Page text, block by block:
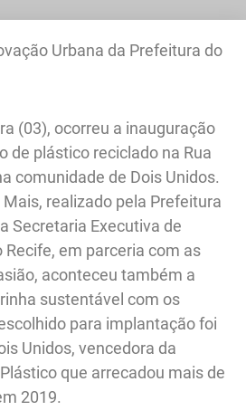
Urbana da Prefeitura do
(03), ocorreu a inauguração
de plástico reciclado na Rua
comunidade de Dois Unidos.
Mais, realizado pela Prefeitura
Secretaria Executiva de
Recife, em parceria com as
aconteceu também a
sustentável com os
para implantação foi
Unidos, vencedora da
que arrecadou mais de
2019.